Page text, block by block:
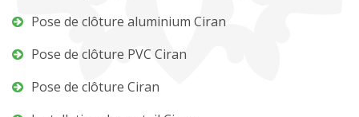
Pose de clôture aluminium Ciran
Pose de clôture PVC Ciran
Pose de clôture Ciran